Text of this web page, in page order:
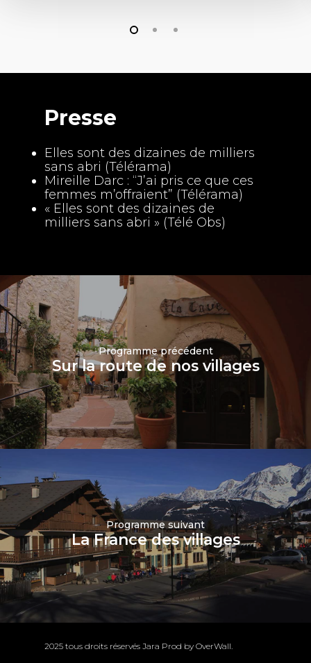
Presse
Elles sont des dizaines de milliers
sans abri (Télérama)
Mireille Darc : “J’ai pris ce que ces
femmes m’offraient” (Télérama)
« Elles sont des dizaines de
milliers sans abri » (Télé Obs)
Programme précédent
Sur la route de nos villages
Programme suivant
La France des villages
2025 tous droits réservés Jara Prod by OverWall